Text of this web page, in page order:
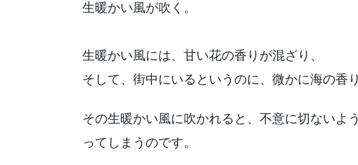
生暖かい風が吹く。
生暖かい風には、甘い花の香りが混ざり、
そして、街中にいるというのに、微かに海の香
その生暖かい風に吹かれると、不意に切ないよ
ってしまうのです。